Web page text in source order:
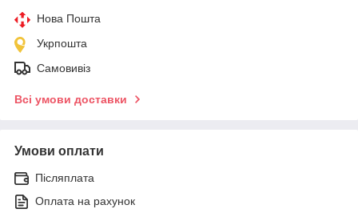
Нова Пошта
Укрпошта
Самовивіз
Всі умови доставки
Умови оплати
Післяплата
Оплата на рахунок